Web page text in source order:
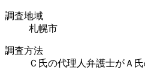
調査地域
札幌市
調査方法
Ｃ氏の代理人弁護士がＡ